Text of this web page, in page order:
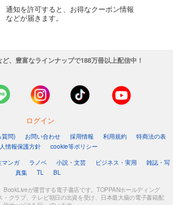
通知を許可すると、お得なクーポン情報
などが届きます。
、豊富なラインナップで188万冊以上配信中！
ログイン
質問) お問い合わせ 採用情報 利用規約
特商法の表
情報保護方針
cookie等ポリシー
マンガ ラノベ 小説・文芸 ビジネス・実用
雑誌・写
真集
TL BL
BookLiveが運営する電子書店です。TOPPANホールディング
クラブ、テレビ朝日の出資を受け、日本最大級の電子書籍配